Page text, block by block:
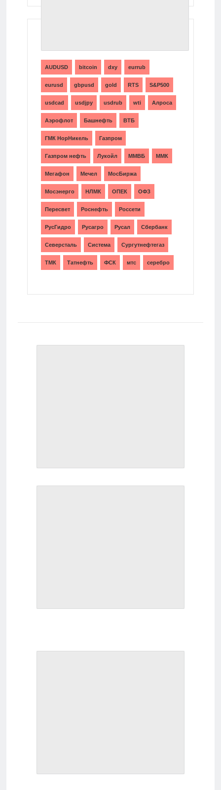
AUDUSD bitcoin dxy eurrub
eurusd gbpusd gold RTS S&P500
usdcad usdjpy usdrub wti Алроса
Аэрофлот Башнефть ВТБ
ГМК НорНикель Газпром
Газпром нефть Лукойл ММВБ ММК
Мегафон Мечел МосБиржа
Мосэнерго НЛМК ОПЕК ОФЗ
Пересвет Роснефть Россети
РусГидро Русагро Русал Сбербанк
Северсталь Система Сургутнефтегаз
ТМК Татнефть ФСК мтс серебро